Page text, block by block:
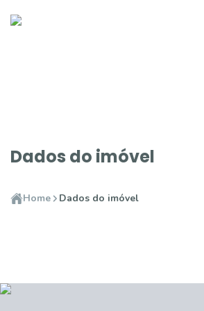
Dados do imóvel
Home Dados do imóvel